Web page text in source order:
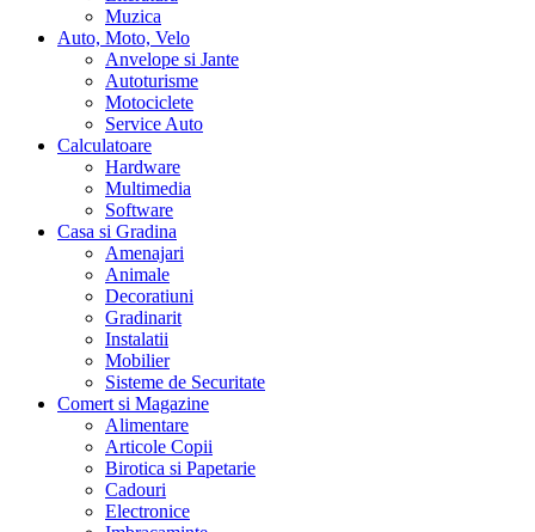
Muzica
Auto, Moto, Velo
Anvelope si Jante
Autoturisme
Motociclete
Service Auto
Calculatoare
Hardware
Multimedia
Software
Casa si Gradina
Amenajari
Animale
Decoratiuni
Gradinarit
Instalatii
Mobilier
Sisteme de Securitate
Comert si Magazine
Alimentare
Articole Copii
Birotica si Papetarie
Cadouri
Electronice